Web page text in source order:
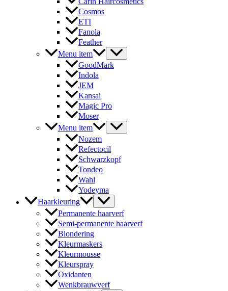
Cosmos
ETI
Fanola
Feather
Menu item
GoodMark
Indola
JEM
Kansai
Magic Pro
Moser
Menu item
Nozem
Refectocil
Schwarzkopf
Tondeo
Wahl
Yodeyma
Haarkleuring
Permanente haarverf
Semi-permanente haarverf
Blondering
Kleurmaskers
Kleurmousse
Kleurspray
Oxidanten
Wenkbrauwverf